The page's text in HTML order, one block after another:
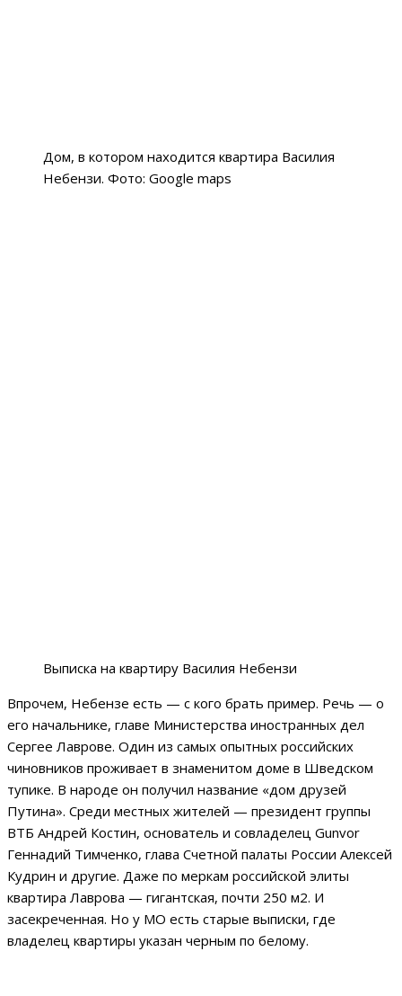
Дом, в котором находится квартира Василия
Небензи. Фото: Google maps
Выписка на квартиру Василия Небензи
Впрочем, Небензе есть — с кого брать пример. Речь — о
его начальнике, главе Министерства иностранных дел
Сергее Лаврове. Один из самых опытных российских
чиновников проживает в знаменитом доме в Шведском
тупике. В народе он получил название «дом друзей
Путина». Среди местных жителей — президент группы
ВТБ Андрей Костин, основатель и совладелец Gunvor
Геннадий Тимченко, глава Счетной палаты России Алексей
Кудрин и другие. Даже по меркам российской элиты
квартира Лаврова — гигантская, почти 250 м2. И
засекреченная. Но у МО есть старые выписки, где
владелец квартиры указан черным по белому.